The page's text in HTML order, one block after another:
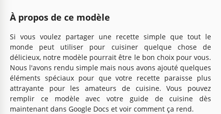
À propos de ce modèle
Si vous voulez partager une recette simple que tout le
monde peut utiliser pour cuisiner quelque chose de
délicieux, notre modèle pourrait être le bon choix pour vous.
Nous l'avons rendu simple mais nous avons ajouté quelques
éléments spéciaux pour que votre recette paraisse plus
attrayante pour les amateurs de cuisine. Vous pouvez
remplir ce modèle avec votre guide de cuisine dès
maintenant dans Google Docs et voir comment ça rend.